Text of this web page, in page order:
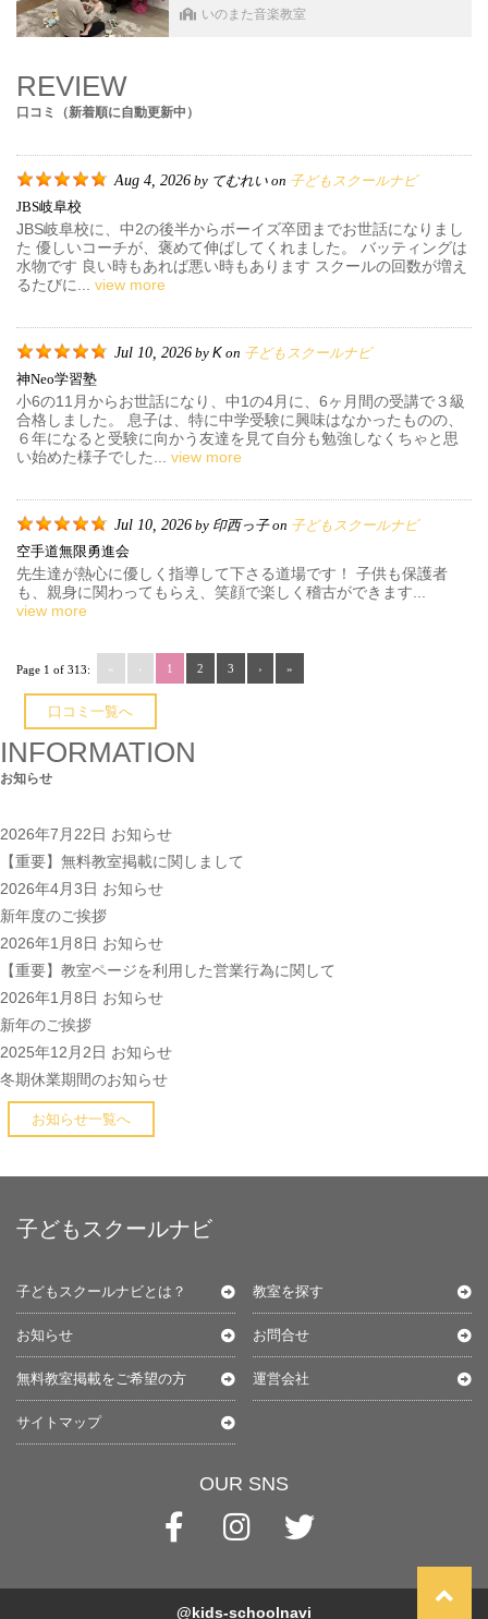
いのまた音楽教室
REVIEW
口コミ（新着順に自動更新中）
Aug 4, 2026 by てむれい on 子どもスクールナビ
JBS岐阜校
JBS岐阜校に、中2の後半からボーイズ卒団までお世話になりまし
た 優しいコーチが、褒めて伸ばしてくれました。 バッティングは
水物です 良い時もあれば悪い時もあります スクールの回数が増え
るたびに... view more
Jul 10, 2026 by K on 子どもスクールナビ
神neo学習塾
小6の11月からお世話になり、中1の4月に、6ヶ月間の受講で３級
合格しました。 息子は、特に中学受験に興味はなかったものの、
６年になると受験に向かう友達を見て自分も勉強しなくちゃと思
い始めた様子でした... view more
Jul 10, 2026 by 印西っ子on 子どもスクールナビ
空手道無限勇進会
先生達が熱心に優しく指導して下さる道場です！ 子供も保護者
も、親身に関わってもらえ、笑顔で楽しく稽古ができます...
view more
Page 1 of 313: « ‹ 1 2 3 › »
口コミ一覧へ
INFORMATION
お知らせ
2026年7月22日 お知らせ
【重要】無料教室掲載に関しまして
2026年4月3日 お知らせ
新年度のご挨拶
2026年1月8日 お知らせ
【重要】教室ページを利用した営業行為に関して
2026年1月8日 お知らせ
新年のご挨拶
2025年12月2日 お知らせ
冬期休業期間のお知らせ
お知らせ一覧へ
子どもスクールナビ
子どもスクールナビとは？ 教室を探す
お知らせ お問合せ
無料教室掲載をご希望の方 運営会社
サイトマップ
OUR SNS
@kids-schoolnavi